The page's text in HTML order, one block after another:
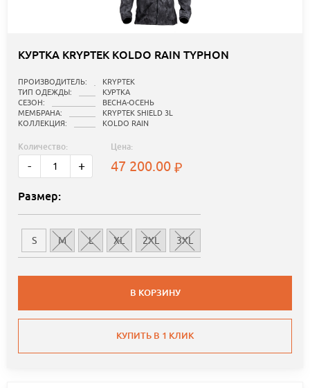
КУРТКА KRYPTEK KOLDO RAIN TYPHON
ПРОИЗВОДИТЕЛЬ:
KRYPTEK
ТИП ОДЕЖДЫ:
КУРТКА
СЕЗОН:
ВЕСНА-ОСЕНЬ
МЕМБРАНА:
KRYPTEK SHIELD 3L
КОЛЛЕКЦИЯ:
KOLDO RAIN
Количество:
- +
Цена:
47 200.00
Размер:
S M L XL 2XL 3XL
В КОРЗИНУ
КУПИТЬ В 1 КЛИК